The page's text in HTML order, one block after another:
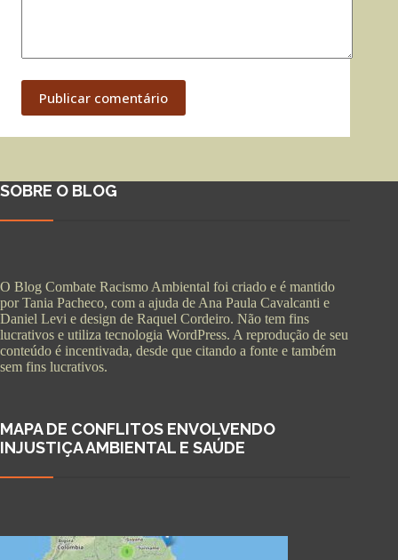
Publicar comentário
SOBRE O BLOG
O Blog Combate Racismo Ambiental foi criado e é mantido
por Tania Pacheco, com a ajuda de Ana Paula Cavalcanti e
Daniel Levi e design de Raquel Cordeiro. Não tem fins
lucrativos e utiliza tecnologia WordPress. A reprodução de seu
conteúdo é incentivada, desde que citando a fonte e também
sem fins lucrativos.
MAPA DE CONFLITOS ENVOLVENDO
INJUSTIÇA AMBIENTAL E SAÚDE